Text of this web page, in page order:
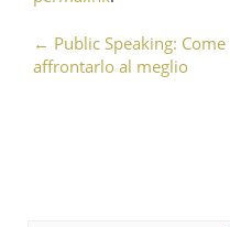
Post
← Public Speaking: Come
affrontarlo al meglio